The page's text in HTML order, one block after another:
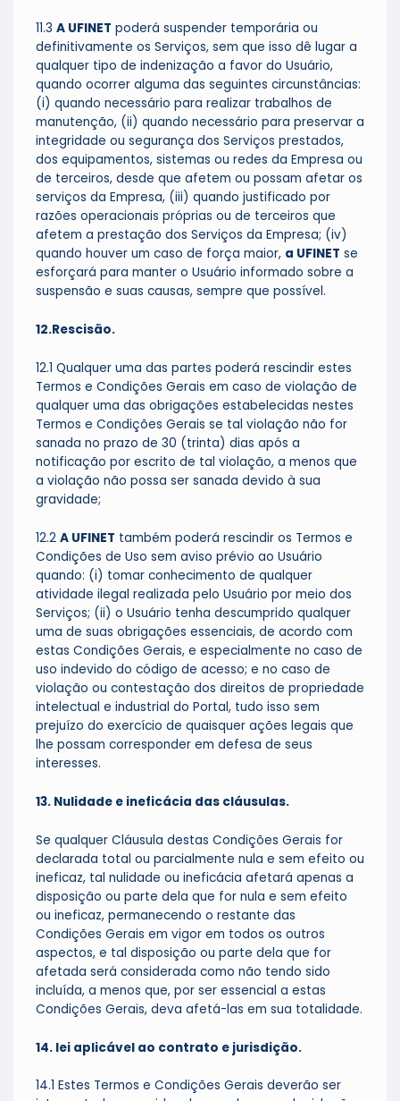
11.3 A UFINET poderá suspender temporária ou
definitivamente os Serviços, sem que isso dê lugar a
qualquer tipo de indenização a favor do Usuário,
quando ocorrer alguma das seguintes circunstâncias:
(i) quando necessário para realizar trabalhos de
manutenção, (ii) quando necessário para preservar a
integridade ou segurança dos Serviços prestados,
dos equipamentos, sistemas ou redes da Empresa ou
de terceiros, desde que afetem ou possam afetar os
serviços da Empresa, (iii) quando justificado por
razões operacionais próprias ou de terceiros que
afetem a prestação dos Serviços da Empresa; (iv)
quando houver um caso de força maior, a UFINET se
esforçará para manter o Usuário informado sobre a
suspensão e suas causas, sempre que possível.
12.Rescisão.
12.1 Qualquer uma das partes poderá rescindir estes
Termos e Condições Gerais em caso de violação de
qualquer uma das obrigações estabelecidas nestes
Termos e Condições Gerais se tal violação não for
sanada no prazo de 30 (trinta) dias após a
notificação por escrito de tal violação, a menos que
a violação não possa ser sanada devido à sua
gravidade;
12.2 A UFINET também poderá rescindir os Termos e
Condições de Uso sem aviso prévio ao Usuário
quando: (i) tomar conhecimento de qualquer
atividade ilegal realizada pelo Usuário por meio dos
Serviços; (ii) o Usuário tenha descumprido qualquer
uma de suas obrigações essenciais, de acordo com
estas Condições Gerais, e especialmente no caso de
uso indevido do código de acesso; e no caso de
violação ou contestação dos direitos de propriedade
intelectual e industrial do Portal, tudo isso sem
prejuízo do exercício de quaisquer ações legais que
lhe possam corresponder em defesa de seus
interesses.
13. Nulidade e ineficácia das cláusulas.
Se qualquer Cláusula destas Condições Gerais for
declarada total ou parcialmente nula e sem efeito ou
ineficaz, tal nulidade ou ineficácia afetará apenas a
disposição ou parte dela que for nula e sem efeito
ou ineficaz, permanecendo o restante das
Condições Gerais em vigor em todos os outros
aspectos, e tal disposição ou parte dela que for
afetada será considerada como não tendo sido
incluída, a menos que, por ser essencial a estas
Condições Gerais, deva afetá-las em sua totalidade.
14. lei aplicável ao contrato e jurisdição.
14.1 Estes Termos e Condições Gerais deverão ser